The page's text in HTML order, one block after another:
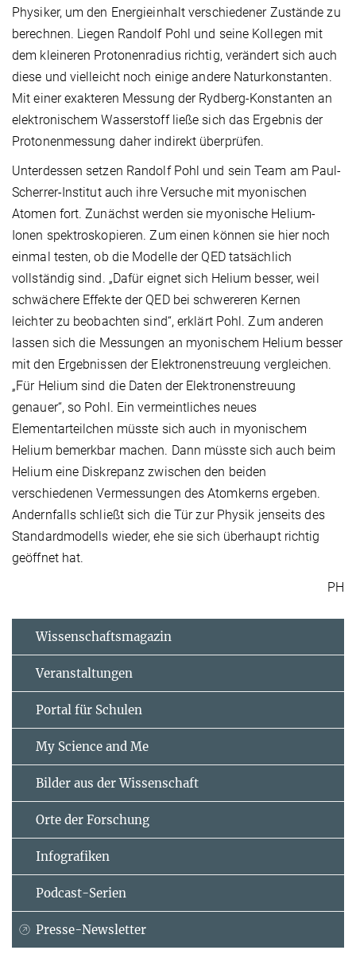
Physiker, um den Energieinhalt verschiedener Zustände zu
berechnen. Liegen Randolf Pohl und seine Kollegen mit
dem kleineren Protonenradius richtig, verändert sich auch
diese und vielleicht noch einige andere Naturkonstanten.
Mit einer exakteren Messung der Rydberg-Konstanten an
elektronischem Wasserstoff ließe sich das Ergebnis der
Protonenmessung daher indirekt überprüfen.
Unterdessen setzen Randolf Pohl und sein Team am Paul-
Scherrer-Institut auch ihre Versuche mit myonischen
Atomen fort. Zunächst werden sie myonische Helium-
Ionen spektroskopieren. Zum einen können sie hier noch
einmal testen, ob die Modelle der QED tatsächlich
vollständig sind. „Dafür eignet sich Helium besser, weil
schwächere Effekte der QED bei schwereren Kernen
leichter zu beobachten sind“, erklärt Pohl. Zum anderen
lassen sich die Messungen an myonischem Helium besser
mit den Ergebnissen der Elektronenstreuung vergleichen.
„Für Helium sind die Daten der Elektronenstreuung
genauer“, so Pohl. Ein vermeintliches neues
Elementarteilchen müsste sich auch in myonischem
Helium bemerkbar machen. Dann müsste sich auch beim
Helium eine Diskrepanz zwischen den beiden
verschiedenen Vermessungen des Atomkerns ergeben.
Andernfalls schließt sich die Tür zur Physik jenseits des
Standardmodells wieder, ehe sie sich überhaupt richtig
geöffnet hat.
PH
Wissenschaftsmagazin
Veranstaltungen
Portal für Schulen
My Science and Me
Bilder aus der Wissenschaft
Orte der Forschung
Infografiken
Podcast-Serien
Presse-Newsletter